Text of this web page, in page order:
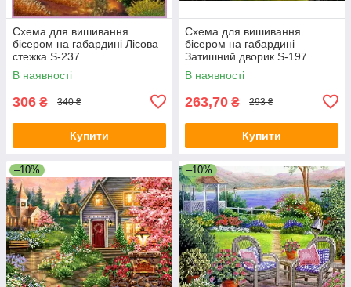
Схема для вишивання
бісером на габардині Лісова
стежка S-237
В наявності
306 ₴ 340 ₴
Купити
Схема для вишивання
бісером на габардині
Затишний дворик S-197
В наявності
263,70 ₴ 293 ₴
Купити
–10% –10%